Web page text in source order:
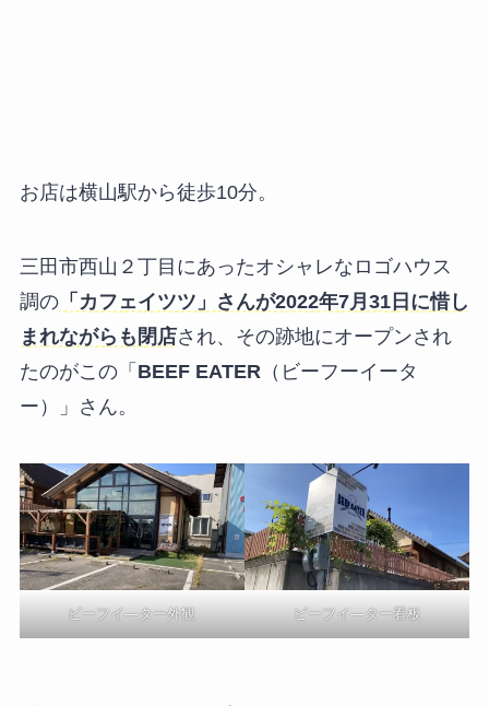
お店は横山駅から徒歩10分。
三田市西山２丁目にあったオシャレなロゴハウス
調の「カフェイツツ」さんが2022年7月31日に惜し
まれながらも閉店され、その跡地にオープンされ
たのがこの「 BEEF EATER （ビーフーイータ
ー）」さん。
ビーフイ―ター外観 ビーフイ―ター看板